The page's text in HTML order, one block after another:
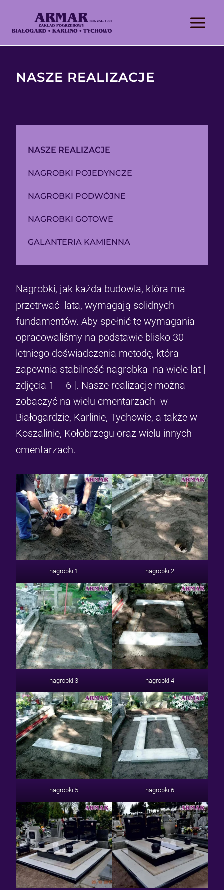
NASZE REALIZACJE
NASZE REALIZACJE
NAGROBKI POJEDYNCZE
NAGROBKI PODWÓJNE
NAGROBKI GOTOWE
GALANTERIA KAMIENNA
Nagrobki, jak każda budowla, która ma
przetrwać lata, wymagają solidnych
fundamentów. Aby spełnić te wymagania
opracowaliśmy na podstawie blisko 30
letniego doświadczenia metodę, która
zapewnia stabilność nagrobka na wiele lat [
zdjęcia 1 – 6 ]. Nasze realizacje można
zobaczyć na wielu cmentarzach w
Białogardzie, Karlinie, Tychowie, a także w
Koszalinie, Kołobrzegu oraz wielu innych
cmentarzach.
nagrobki 1 nagrobki 2
nagrobki 3 nagrobki 4
nagrobki 5 nagrobki 6